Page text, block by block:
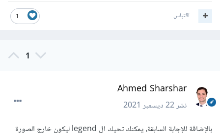
1 اقتباس
1
Ahmed Sharshar
نشر22 ديسمبر 2021
بالإضافة للإجابة السابقة، يمكنك تحيك ال legend ليكون خارج الصورة